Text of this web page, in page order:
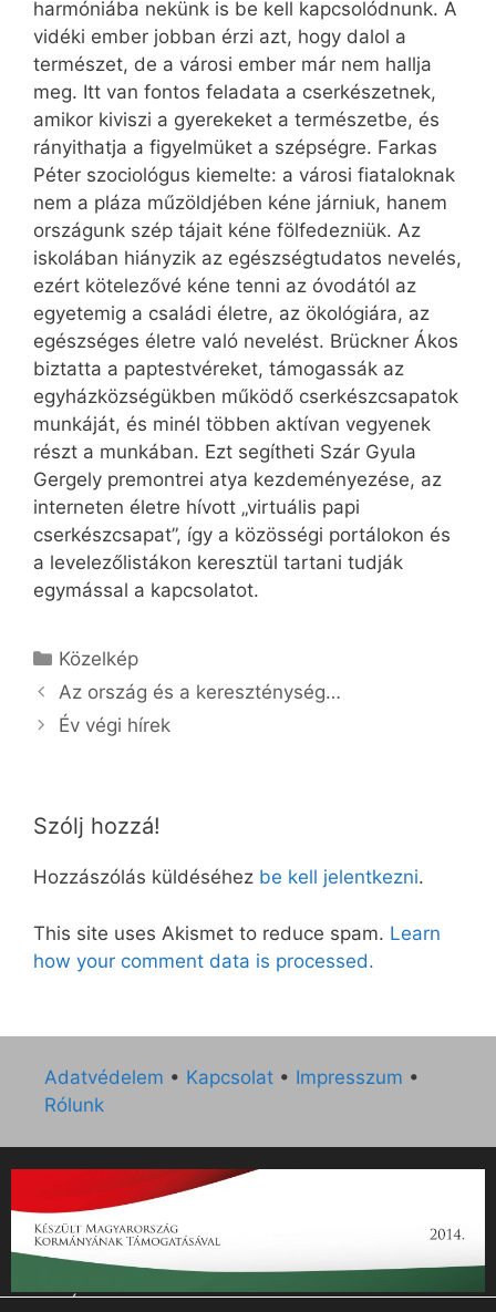
harmóniába nekünk is be kell kapcsolódnunk. A
vidéki ember jobban érzi azt, hogy dalol a
természet, de a városi ember már nem hallja
meg. Itt van fontos feladata a cserkészetnek,
amikor kiviszi a gyerekeket a természetbe, és
rányithatja a figyelmüket a szépségre. Farkas
Péter szociológus kiemelte: a városi fiataloknak
nem a pláza műzöldjében kéne járniuk, hanem
országunk szép tájait kéne fölfedezniük. Az
iskolában hiányzik az egészségtudatos nevelés,
ezért kötelezővé kéne tenni az óvodától az
egyetemig a családi életre, az ökológiára, az
egészséges életre való nevelést. Brückner Ákos
biztatta a paptestvéreket, támogassák az
egyházközségükben működő cserkészcsapatok
munkáját, és minél többen aktívan vegyenek
részt a munkában. Ezt segítheti Szár Gyula
Gergely premontrei atya kezdeményezése, az
interneten életre hívott „virtuális papi
cserkészcsapat”, így a közösségi portálokon és
a levelezőlistákon keresztül tartani tudják
egymással a kapcsolatot.
Kategória
Közelkép
Az ország és a kereszténység…
Év végi hírek
Szólj hozzá!
Hozzászólás küldéséhez be kell jelentkezni.
This site uses Akismet to reduce spam. Learn
how your comment data is processed.
Adatvédelem • Kapcsolat • Impresszum •
Rólunk
„Az Új Ember katolikus hetilap 2014. évi működésének